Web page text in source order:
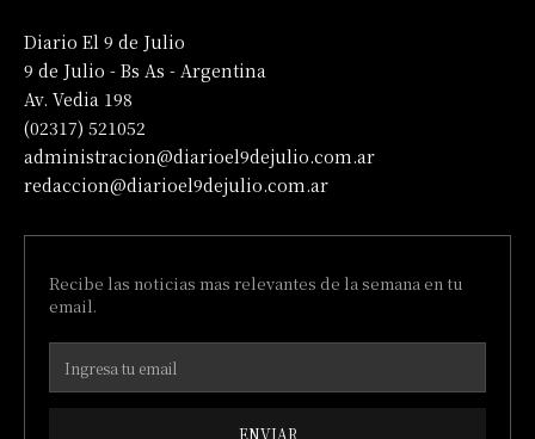
Diario El 9 de Julio
9 de Julio - Bs As - Argentina
Av. Vedia 198
(02317) 521052
administracion@diarioel9dejulio.com.ar
redaccion@diarioel9dejulio.com.ar
Recibe las noticias mas relevantes de la semana en tu
email.
ENVIAR